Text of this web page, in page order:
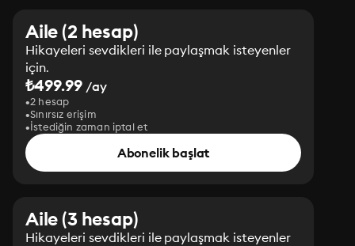
Aile (2 hesap)
Hikayeleri sevdikleri ile paylaşmak isteyenler
için.
₺499.99 /ay
2 hesap
Sınırsız erişim
İstediğin zaman iptal et
Abonelik başlat
Aile (3 hesap)
Hikayeleri sevdikleri ile paylaşmak isteyenler